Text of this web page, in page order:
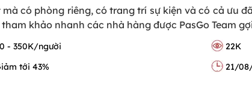
có phòng riêng, có trang trí sự kiện và có cả ưu
khảo nhanh các nhà hàng được PasGo Team
- 350K/người
22K
tới 43% 21/